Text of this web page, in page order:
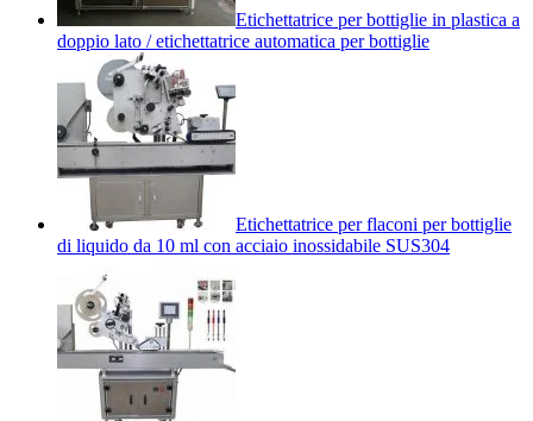
Etichettatrice per bottiglie in plastica a
doppio lato / etichettatrice automatica per bottiglie
Etichettatrice per flaconi per bottiglie
di liquido da 10 ml con acciaio inossidabile SUS304